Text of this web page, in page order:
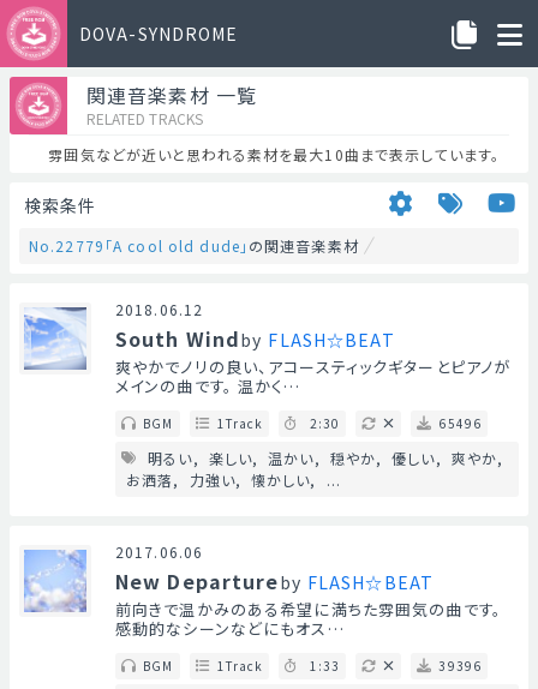
DOVA-SYNDROME
関連音楽素材 一覧
RELATED TRACKS
雰囲気などが近いと思われる素材を最大10曲まで表示しています。
検索条件
No.22779「A cool old dude」 の関連音楽素材
2018.06.12
South Windby FLASH☆BEAT
爽やかでノリの良い、アコースティックギターとピアノが
メインの曲です。 温かく…
BGM 1Track 2:30 65496
明るい 楽しい 温かい 穏やか 優しい
爽やか
お洒落
力強い 懐かしい ...
2017.06.06
New Departureby FLASH☆BEAT
前向きで温かみのある希望に満ちた雰囲気の曲です。
感動的なシーンなどにもオス…
BGM 1Track 1:33 39396